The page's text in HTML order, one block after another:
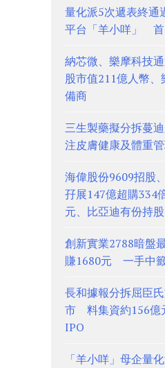
量化派5次遞表終通
平台「羊小咩」 首
納芯微、樂摩科技
股市值211億人幣
備商
三生製藥擬分拆蔓
注皮膚健康及體重
海偉股份9609招股
孖展147億超購
元、比亞迪有份持股
創新實業2788暗盤
賺1680元 一手中
長和據報分拆屈臣
市 料集資約156億
IPO
「羊小咩」母企量